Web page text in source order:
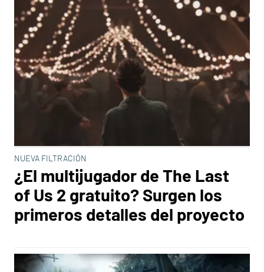
NUEVA FILTRACIÓN
¿El multijugador de The Last
of Us 2 gratuito? Surgen los
primeros detalles del proyecto